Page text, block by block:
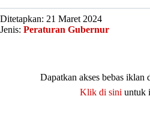
Ditetapkan: 21 Maret 2024
Jenis: Peraturan Gubernur
Dapatkan akses bebas iklan
Klik di sini untuk